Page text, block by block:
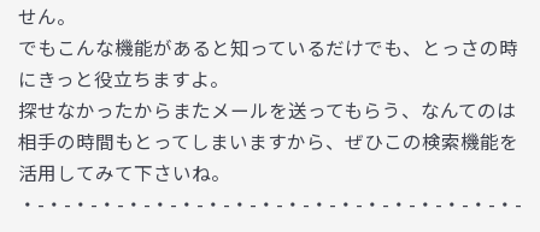
せん。
でもこんな機能があると知っているだけでも、とっさの時
にきっと役立ちますよ。
探せなかったからまたメールを送ってもらう、なんてのは
相手の時間もとってしまいますから、ぜひこの検索機能を
活用してみて下さいね。
・-・-・-・-・-・-・-・-・-・-・-・-・-・-・-・-・-・-・-